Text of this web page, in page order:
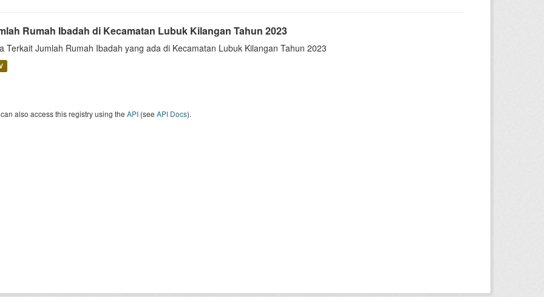
Rumah Ibadah di Kecamatan Lubuk Kilangan Tahun 2023
Terkait Jumlah Rumah Ibadah yang ada di Kecamatan Lubuk Kilangan Tahun 2023
also access this registry using the API (see API Docs).